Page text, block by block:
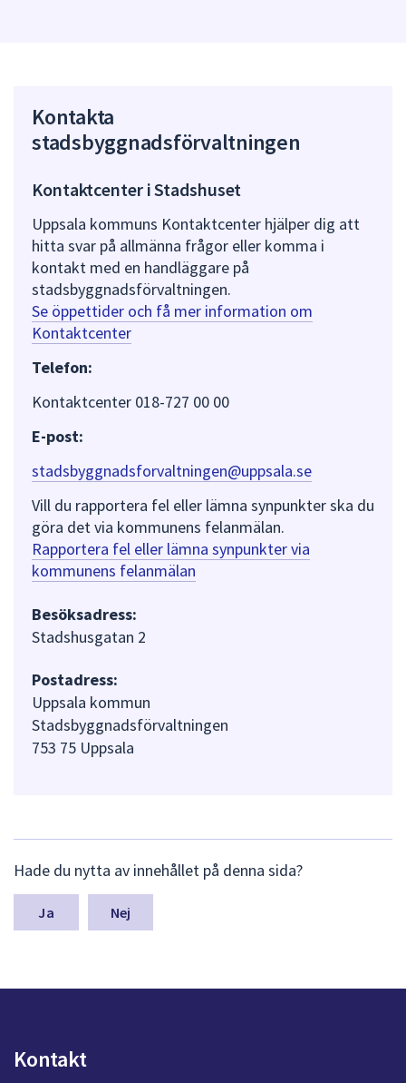
Kontakta
stadsbyggnadsförvaltningen
Kontaktcenter i Stadshuset
Uppsala kommuns Kontaktcenter hjälper dig att
hitta svar på allmänna frågor eller komma i
kontakt med en handläggare på
stadsbyggnadsförvaltningen.
Se öppettider och få mer information om
Kontaktcenter
Telefon:
Kontaktcenter 018-727 00 00
E-post:
stadsbyggnadsforvaltningen@uppsala.se
Vill du rapportera fel eller lämna synpunkter ska du
göra det via kommunens felanmälan.
Rapportera fel eller lämna synpunkter via
kommunens felanmälan
Besöksadress:
Stadshusgatan 2
Postadress:
Uppsala kommun
Stadsbyggnadsförvaltningen
753 75 Uppsala
ä
m
a
n
k
Hade du nytta av innehållet på denna sida?
Nej
Kontakt